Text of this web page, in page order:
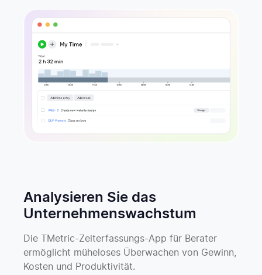
Analysieren Sie das
Unternehmens­wachstum
Die TMetric-Zeiterfassungs-App für Berater
ermöglicht müheloses Überwachen von Gewinn,
Kosten und Produktivität.